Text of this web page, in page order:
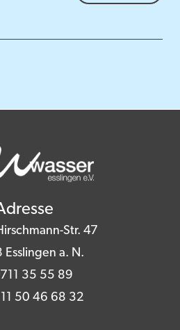
Str. 47
a. N.
35 55 89
50 46 68 32